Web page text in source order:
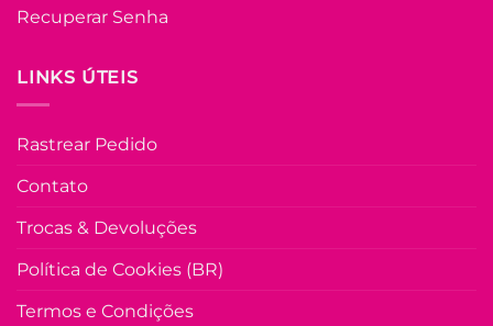
Recuperar Senha
LINKS ÚTEIS
Rastrear Pedido
Contato
Trocas & Devoluções
Política de Cookies (BR)
Termos e Condições